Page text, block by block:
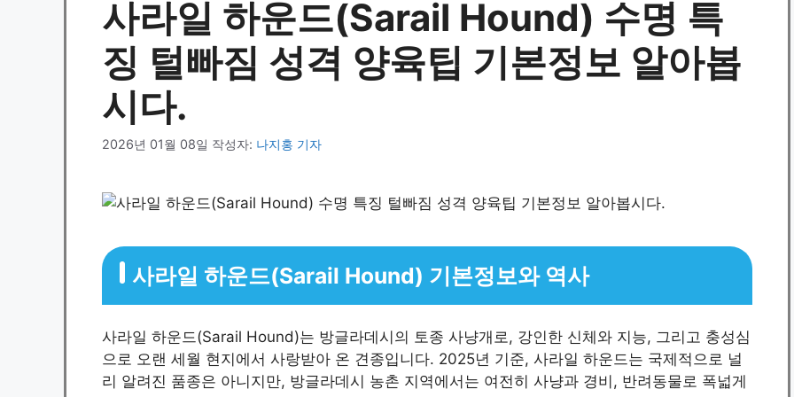
사라일 하운드(Sarail Hound) 수명 특
징 털빠짐 성격 양육팁 기본정보 알아봅
시다.
2026년 01월 08일 작성자: 나지홍 기자
사라일 하운드(Sarail Hound) 기본정보와 역사
사라일 하운드(Sarail Hound)는 방글라데시의 토종 사냥개로, 강인한 신체와 지능, 그리고 충성심
으로 오랜 세월 현지에서 사랑받아 온 견종입니다. 2025년 기준, 사라일 하운드는 국제적으로 널
리 알려진 품종은 아니지만, 방글라데시 농촌 지역에서는 여전히 사냥과 경비, 반려동물로 폭넓게